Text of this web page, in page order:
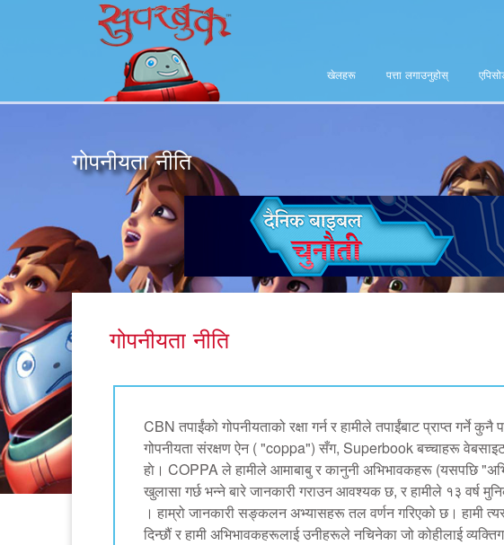
खेलहरू पत्ता लगाउनुहोस्
गोपनीयता नीति
गोपनीयता नीति
CBN तपाईंको गोपनीयताको रक्षा गर्न र हामीले तपाईंबाट प्राप्त गर्ने
गोपनीयता संरक्षण ऐन ( "coppa") सँग, Superbook बच्चाहरू वेबसाइट
हाे। COPPA ले हामीले आमाबाबु र कानुनी अभिभावकहरू (यसपछि
खुलासा गर्छ भन्ने बारे जानकारी गराउन आवश्यक छ, र हामीले १३ वर्ष
। हाम्रो जानकारी सङ्कलन अभ्यासहरू तल वर्णन गरिएको छ। हामी
दिन्छौं र हामी अभिभावकहरूलाई उनीहरूले नचिनेका जो कोहीलाई